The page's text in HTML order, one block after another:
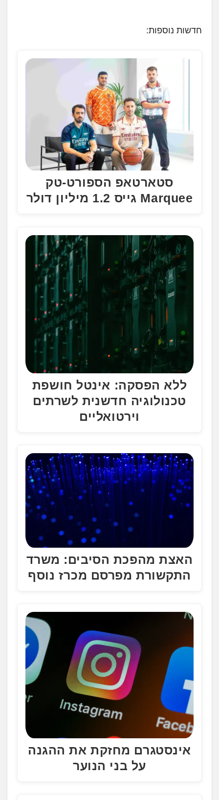
חדשות נוספות:
סטארטאפ הספורט-טק
Marquee גייס 1.2 מיליון דולר
ללא הפסקה: אינטל חושפת
טכנולוגיה חדשנית לשרתים
וירטואליים
האצת מהפכת הסיבים: משרד
התקשורת מפרסם מכרז נוסף
אינסטגרם מחזקת את ההגנה
על בני הנוער